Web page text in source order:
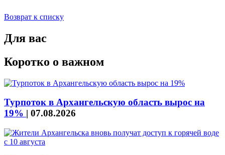
Возврат к списку
Для вас
Коротко о важном
Турпоток в Архангельскую область вырос на
19% | 07.08.2026